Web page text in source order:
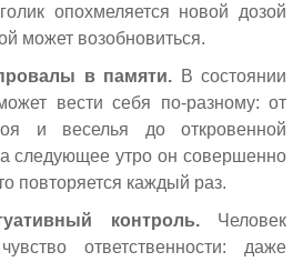
опохмеляется новой дозой
может возобновиться.
в памяти. В состоянии
вести себя по-разному: от
и веселья до откровенной
следующее утро он совершенно
повторяется каждый раз.
контроль. Человек
ответственности: даже